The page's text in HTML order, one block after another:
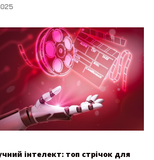
інтелект: топ стрічок для